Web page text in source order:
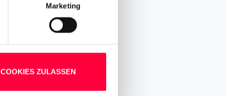
Marketing
COOKIES ZULASSEN